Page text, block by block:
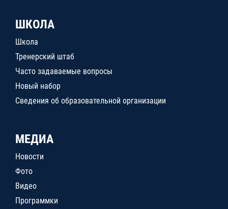
ШКОЛА
Школа
Тренерский штаб
Часто задаваемые вопросы
Новый набор
Сведения об образовательной организации
МЕДИА
Новости
Фото
Видео
Программки